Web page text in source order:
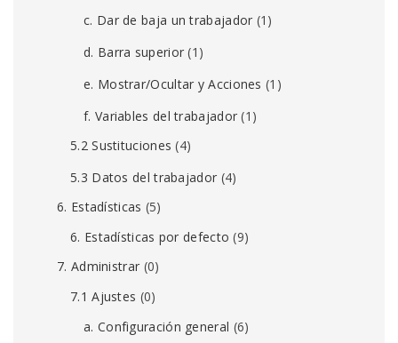
c. Dar de baja un trabajador (1)
d. Barra superior (1)
e. Mostrar/Ocultar y Acciones (1)
f. Variables del trabajador (1)
5.2 Sustituciones (4)
5.3 Datos del trabajador (4)
6. Estadísticas (5)
6. Estadísticas por defecto (9)
7. Administrar (0)
7.1 Ajustes (0)
a. Configuración general (6)